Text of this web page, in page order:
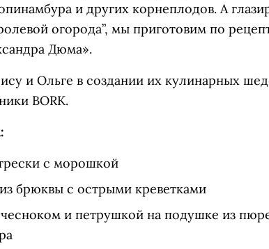
и других корнеплодов. А
огорода”, мы приготовим по
Дюма».
и Ольге в создании их кулинарных
BORK.
с морошкой
брюквы с острыми креветками
и петрушкой на подушке из